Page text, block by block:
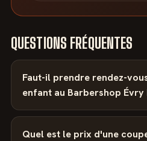
QUESTIONS FRÉQUENTES
Faut-il prendre rendez-
enfant au Barbershop Évry
Quel est le prix d'une